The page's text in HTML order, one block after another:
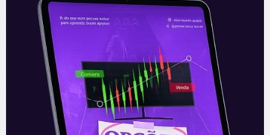
XP fecha acordo com Blue3
A XP (XP:NASDAQ) anunciou mais um
acordo para ajudar um escritório de
agentes autônomos a virar corretora. O
escritório desta vez foi o Blue3, com